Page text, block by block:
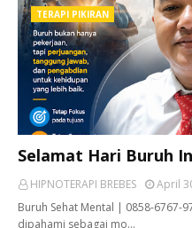
TERAPI PIKIRAN
Selamat Hari Buruh
HIPNOTERAPI BREBES
April
Buruh Sehat Mental | 0858-6767-
dipahami sebagai mo…